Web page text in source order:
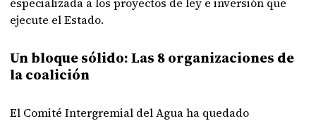
ejecute el Estado.
Un bloque sólido: Las 8 organizaciones de
la coalición
El Comité Intergremial del Agua ha quedado